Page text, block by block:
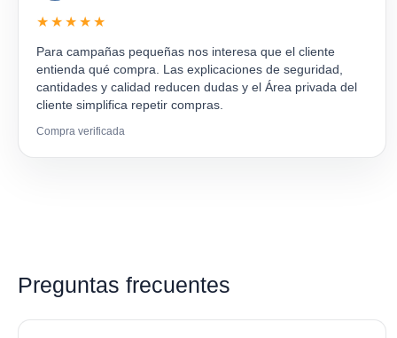
★★★★★
Para campañas pequeñas nos interesa que el cliente
entienda qué compra. Las explicaciones de seguridad,
cantidades y calidad reducen dudas y el Área privada del
cliente simplifica repetir compras.
Compra verificada
Preguntas frecuentes